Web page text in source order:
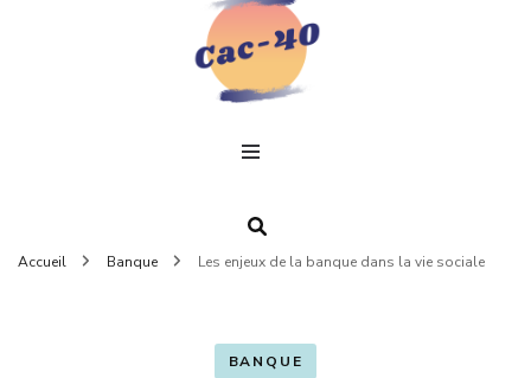
Accueil Banque Les enjeux de la banque dans la vie sociale
BANQUE